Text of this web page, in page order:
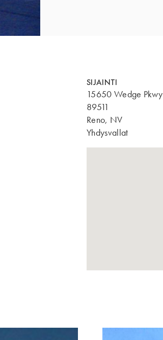
SIJAINTI
15650 Wedge Pkwy
89511
Reno, NV
Yhdysvallat